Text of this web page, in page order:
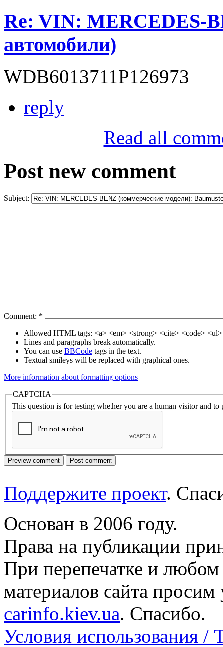
Re: VIN: MERCEDES-
автомобили)
WDB6013711P126973
reply
Read all
Post new comment
Subject:
Comment: *
Allowed HTML tags: <a> <em> <strong> <cite> <code>
Lines and paragraphs break automatically.
You can use BBCode tags in the text.
Textual smileys will be replaced with graphical ones.
More information about formatting options
CAPTCHA
This question is for testing whether you are a human visitor and to
Поддержите проект.
Основан в 2006 году.
Права на публикации
При перепечатке и
материалов сайта просим
carinfo.kiev.ua. Спасибо.
Условия использования /